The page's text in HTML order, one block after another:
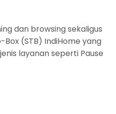
dan browsing sekaligus
(STB) IndiHome yang
layanan seperti Pause